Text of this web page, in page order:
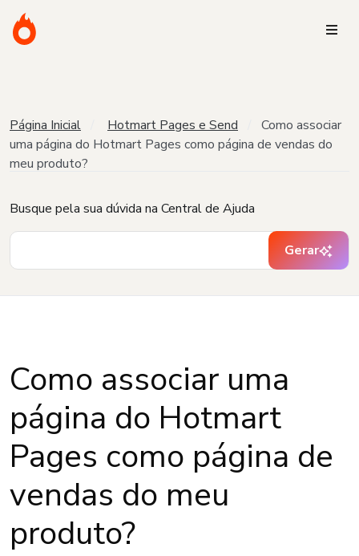
Página Inicial Hotmart Pages e Send
Como associar
uma página do Hotmart Pages como página de vendas do
meu produto?
Busque pela sua dúvida na Central de Ajuda
Gerar
Como associar uma
página do Hotmart
Pages como página de
vendas do meu
produto?